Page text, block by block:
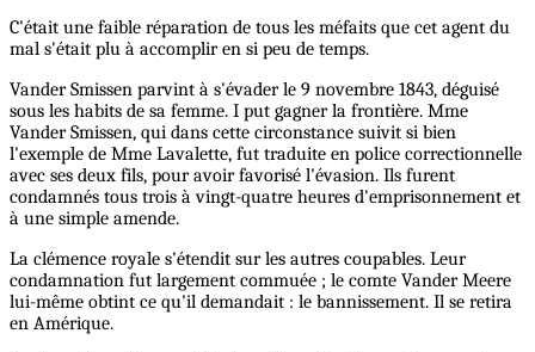
C'était une faible réparation de tous les méfaits que cet agent du
mal s'était plu à accomplir en si peu de temps.
Vander Smissen parvint à s'évader le 9 novembre 1843, déguisé
sous les habits de sa femme. I put gagner la frontière. Mme
Vander Smissen, qui dans cette circonstance suivit si bien
l'exemple de Mme Lavalette, fut traduite en police correctionnelle
avec ses deux fils, pour avoir favorisé l'évasion. Ils furent
condamnés tous trois à vingt-quatre heures d'emprisonnement et
à une simple amende.
La clémence royale s'étendit sur les autres coupables. Leur
condamnation fut largement commuée ; le comte Vander Meere
lui-même obtint ce qu'il demandait : le bannissement. Il se retira
en Amérique.